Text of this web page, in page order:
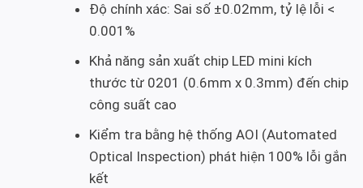
Độ chính xác: Sai số ±0.02mm, tỷ lệ lỗi <
0.001%
Khả năng sản xuất chip LED mini kích
thước từ 0201 (0.6mm x 0.3mm) đến chip
công suất cao
Kiểm tra bằng hệ thống AOI (Automated
Optical Inspection) phát hiện 100% lỗi gắn
kết